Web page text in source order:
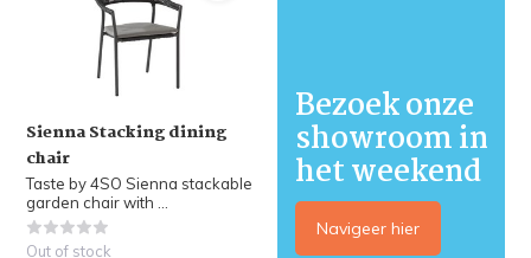
Sienna Stacking dining
chair
Taste by 4SO Sienna stackable
garden chair with ...
Out of stock
Bezoek onze
showroom in
het weekend
Navigeer hier